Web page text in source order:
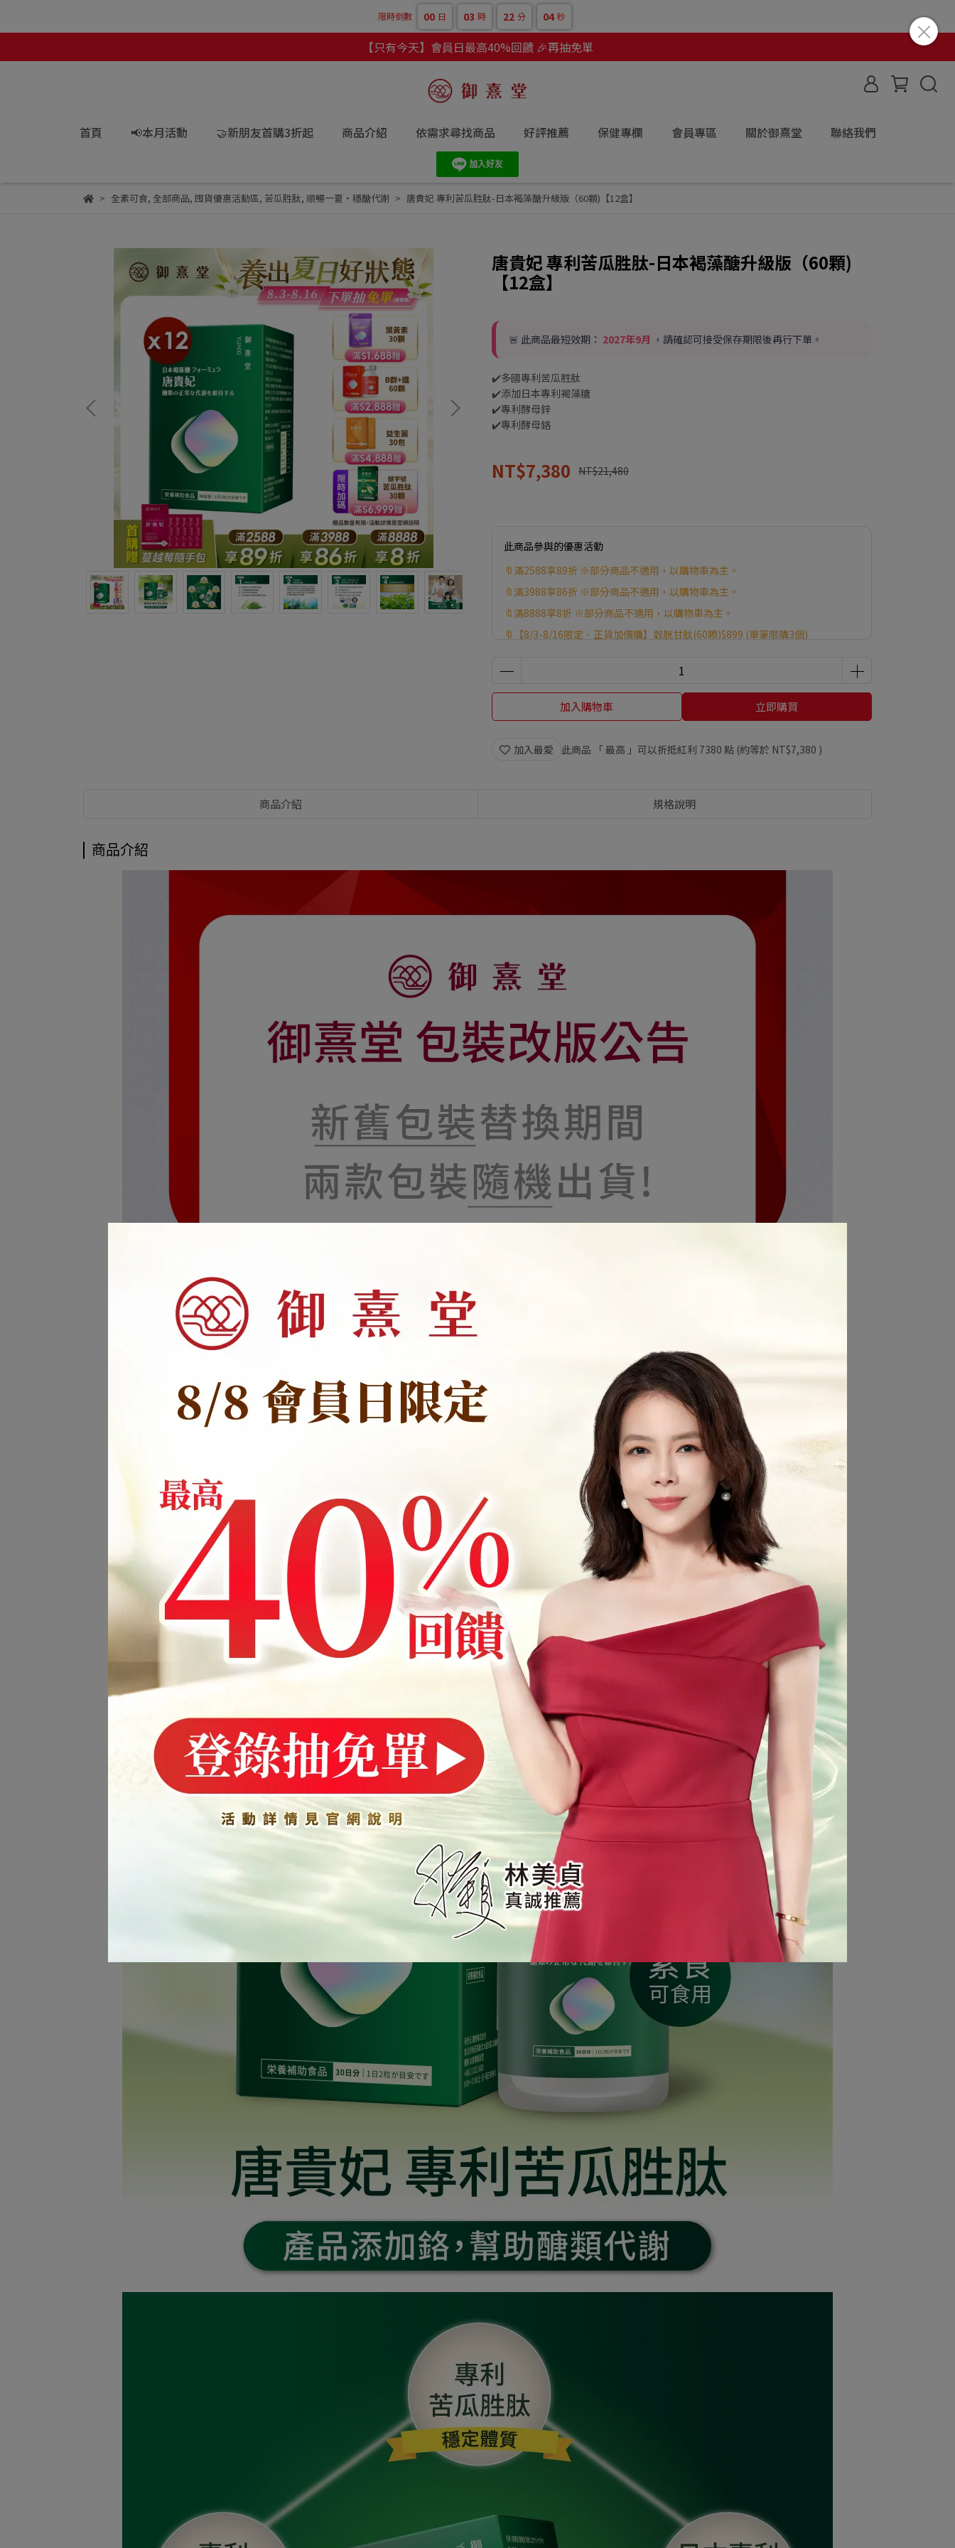
限時倒數 00 日 03 時 22 分 02 秒
【只有今天】會員日最高40%回饋 🎉再抽免單
首頁 📢本月活動 🤝新朋友首購3折起 商品介紹 依需求尋找商品 好評推薦 保健專欄 會員專區 關於御熹堂 聯絡我們
全素可食, 全部商品, 囤貨優惠活動區, 苦瓜胜肽, 順暢一夏・穩醣代謝 唐貴妃 專利苦瓜胜肽-日本褐藻醣升級版（60顆)【12盒】
唐貴妃 專利苦瓜胜肽-日本褐藻醣升級版（60顆)
【12盒】
🚨 此商品最短效期： 2027年9月 ，請確認可接受保存期限後再行下單。
✔️多國專利苦瓜胜肽
✔️添加日本專利褐藻糖
✔️專利酵母鋅
✔️專利酵母鉻
NT$7,380 NT$21,480
此商品參與的優惠活動
🔖滿2588享89折 ※部分商品不適用，以購物車為主。
🔖滿3988享86折 ※部分商品不適用，以購物車為主。
🔖滿8888享8折 ※部分商品不適用，以購物車為主。
🔖【8/3-8/16限定．正貨加價購】穀胱甘肽(60顆)$899 (單筆限購3個)
顆)$499｜B群+鐵(60顆)$599 (單筆限購3個)
🎁【8/1-8/16限定】滿6999贈健字號苦瓜胜肽(30顆) ※贈品送完為止，以購物車
贈酵素益生菌(30包) ※贈品送完為止，以購物車為主。
加入購物車 立即購買
加入最愛 此商品 「 最高 」可以折抵紅利 7380 點 (約等於 NT$7,380 )
商品介紹 規格說明
商品介紹